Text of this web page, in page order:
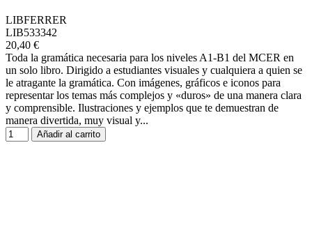
LIBFERRER
LIB533342
20,40 €
Toda la gramática necesaria para los niveles A1-B1 del MCER en
un solo libro. Dirigido a estudiantes visuales y cualquiera a quien se
le atragante la gramática. Con imágenes, gráficos e iconos para
representar los temas más complejos y «duros» de una manera clara
y comprensible. Ilustraciones y ejemplos que te demuestran de
manera divertida, muy visual y...
Añadir al carrito